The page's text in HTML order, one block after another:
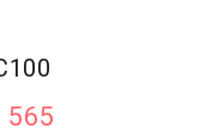
565